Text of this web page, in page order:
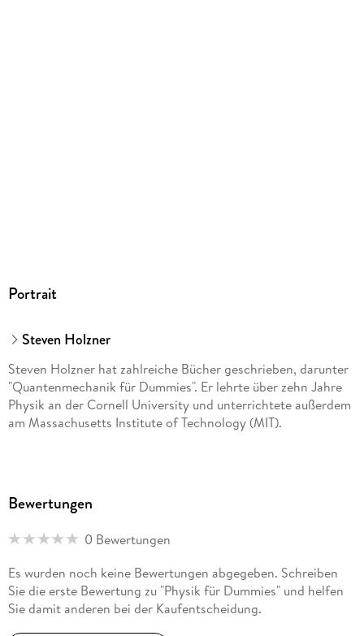
Portrait
Steven Holzner
Steven Holzner hat zahlreiche Bücher geschrieben, darunter
"Quantenmechanik für Dummies". Er lehrte über zehn Jahre
Physik an der Cornell University und unterrichtete außerdem
am Massachusetts Institute of Technology (MIT).
Bewertungen
0 Bewertungen
Es wurden noch keine Bewertungen abgegeben. Schreiben
Sie die erste Bewertung zu "Physik für Dummies" und helfen
Sie damit anderen bei der Kaufentscheidung.